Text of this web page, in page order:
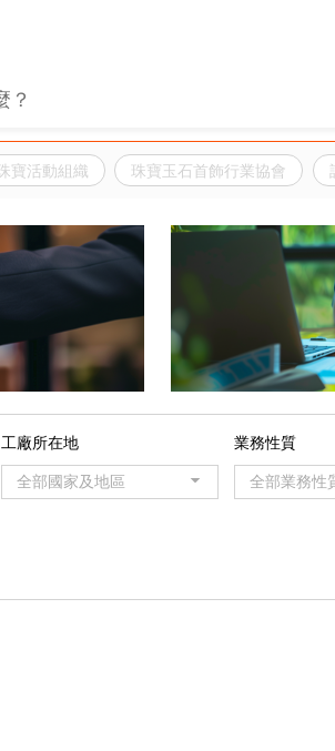
珠寶活動組織 珠寶玉石首飾行業協會
工廠所在地
全部國家及地區
業務性質
全部業務性